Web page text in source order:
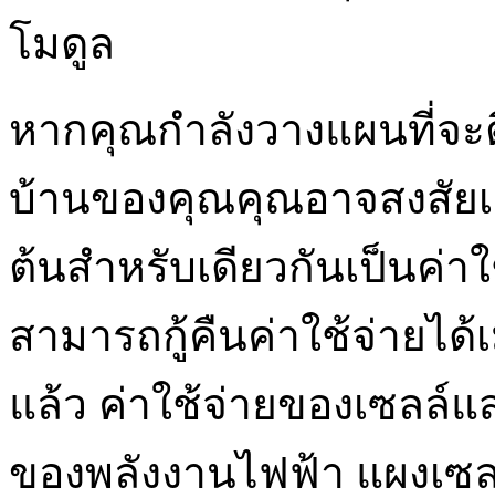
โมดูล
หากคุณกำลังวางแผนที่จ
บ้านของคุณคุณอาจสงสัยเ
ต้นสำหรับเดียวกันเป็นค่า
สามารถกู้คืนค่าใช้จ่ายได้
แล้ว ค่าใช้จ่ายของเซลล์
ของพลังงานไฟฟ้า แผงเซ